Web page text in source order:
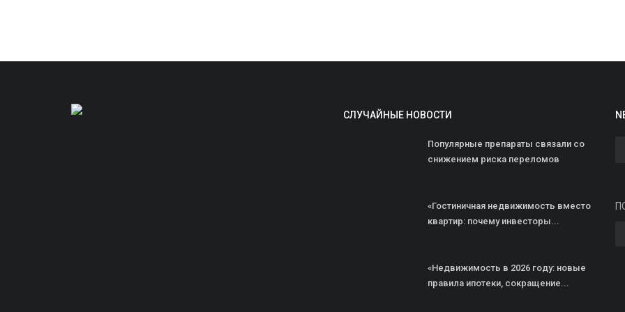
СЛУЧАЙНЫЕ НОВОСТИ
Популярные препараты связали со
снижением риска переломов
«Гостиничная недвижимость вместо
квартир: почему инвесторы...
«Недвижимость в 2026 году: новые
правила ипотеки, сокращение...